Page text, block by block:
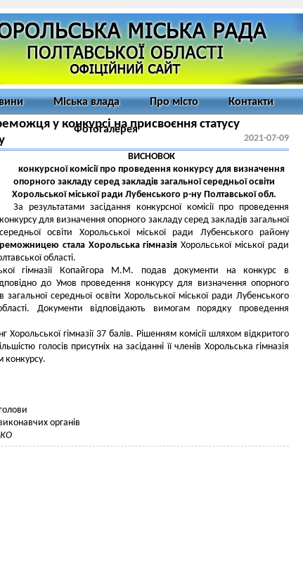
Міська влада Про місто Контакти
Фотогалерея
у конкурсі на присвоєння статусу
2021-07-09
ВИСНОВОК
конкурсної комісії про проведення конкурсу для визначення
опорного закладу серед закладів загальної середньої освіти
Хорольської міської ради Лубенського р-ну Полтавської обл.
За результатами засідання конкурсної комісії про проведення
конкурсу для визначення опорного закладу серед закладів загальної
середньої освіти Хорольської міської ради Лубенського району
стала Хорольська гімназія Хорольської міської ради
області.
гімназії Копайгора М.М. подав документи на конкурс в
до Умов проведення конкурсу для визначення опорного
загальної середньої освіти Хорольської міської ради Лубенського
Документи відповідають вимогам порядку проведення
Хорольської гімназії 37 балів. Рішенням комісії шляхом відкритого
голосів присутніх на засіданні її членів Хорольська гімназія
конкурсу.
виконавчих органів